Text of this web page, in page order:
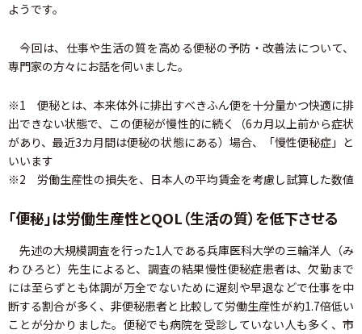
ようです。
今回は、仕事や生活の質を高める便秘の予防・改善法について、
専門家の方々にお話を伺いました。
※1 便秘とは、本来体外に排出すべきふん便を十分量かつ快適に排
出できない状態で、この便秘が慢性的に続く（6カ月以上前から症状
があり、最近3カ月間は便秘の状態にある）場合、「慢性便秘症」と
いいます
※2 労働生産性の損失を、日本人の平均賃金を考慮し試算した数値
「便秘」は労働生産性とQOL（生活の質）を低下させる
先述の大規模調査を行った1人である兵庫医科大学の三輪洋人（み
わ ひろと）先生によると、調査の結果慢性便秘症患者は、欠勤まで
には至らずとも体調が万全でないために遅刻や早退などで仕事を中
断する割合が多く、非便秘患者と比較して労働生産性が約1.7倍低い
ことが分かりました。便秘でも病院を受診していない人も多く、市